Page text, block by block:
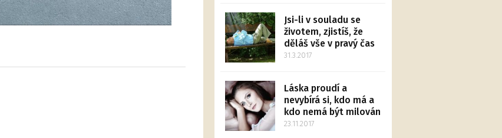
Jsi-li v souladu se
životem, zjistíš, že
děláš vše v pravý čas
31.3.2017
Láska proudí a
nevybírá si, kdo má a
kdo nemá být milován
23.11.2017